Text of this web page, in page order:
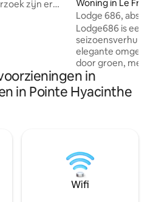
zijn er
locatie
tot heel
een
Woning in Le
Lodge 686,
Lodge686 is een
seizoensverhuur
elegante
door groen, met
het platteland, de
eilandjes. Een
een verblijf in
ervoor dat je een
vakantie
hetzelfde land,
eigen privacy.
in
in Pointe Hyacinthe
Wifi